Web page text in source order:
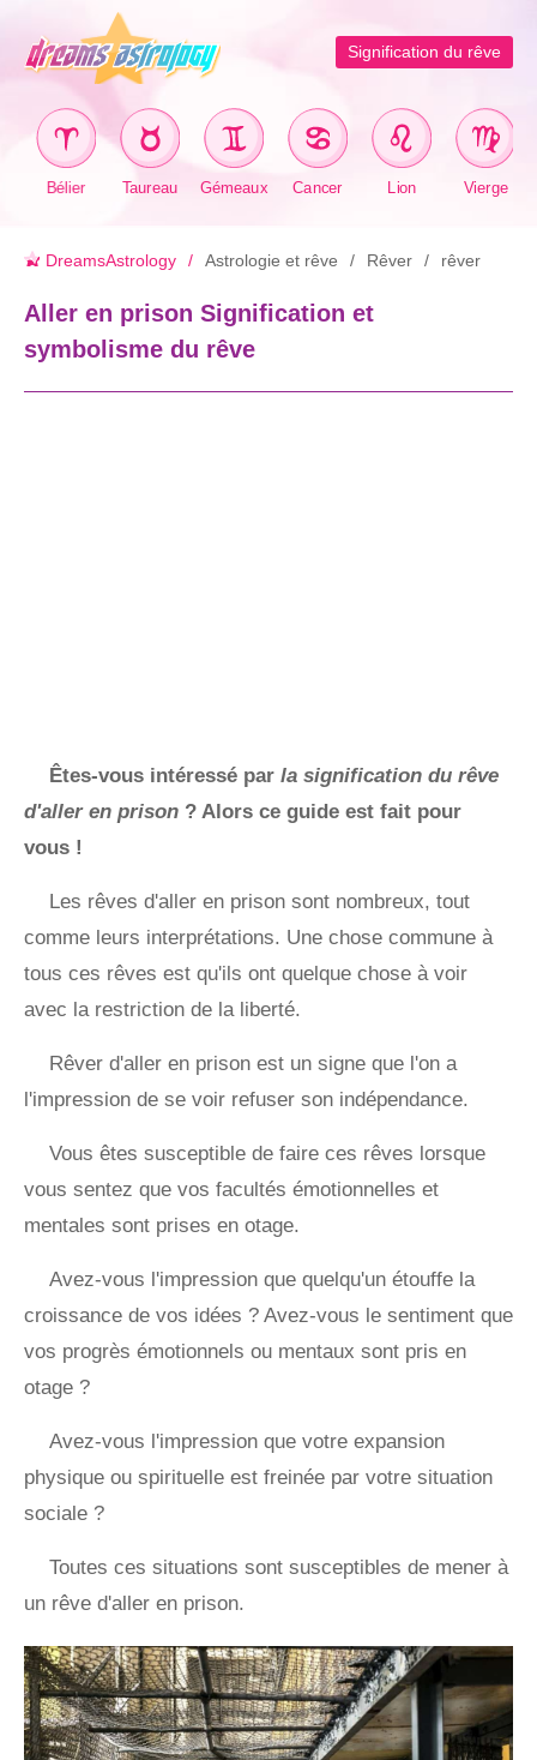
Signification du rêve
Bélier Taureau Gémeaux Cancer Lion Vierge
DreamsAstrology Astrologie et rêve Rêver rêver
Aller en prison Signification et
symbolisme du rêve
Êtes-vous intéressé par la signification du rêve
d'aller en prison ? Alors ce guide est fait pour
vous !
Les rêves d'aller en prison sont nombreux, tout
comme leurs interprétations. Une chose commune à
tous ces rêves est qu'ils ont quelque chose à voir
avec la restriction de la liberté.
Rêver d'aller en prison est un signe que l'on a
l'impression de se voir refuser son indépendance.
Vous êtes susceptible de faire ces rêves lorsque
vous sentez que vos facultés émotionnelles et
mentales sont prises en otage.
Avez-vous l'impression que quelqu'un étouffe la
croissance de vos idées ? Avez-vous le sentiment que
vos progrès émotionnels ou mentaux sont pris en
otage ?
Avez-vous l'impression que votre expansion
physique ou spirituelle est freinée par votre situation
sociale ?
Toutes ces situations sont susceptibles de mener à
un rêve d'aller en prison.